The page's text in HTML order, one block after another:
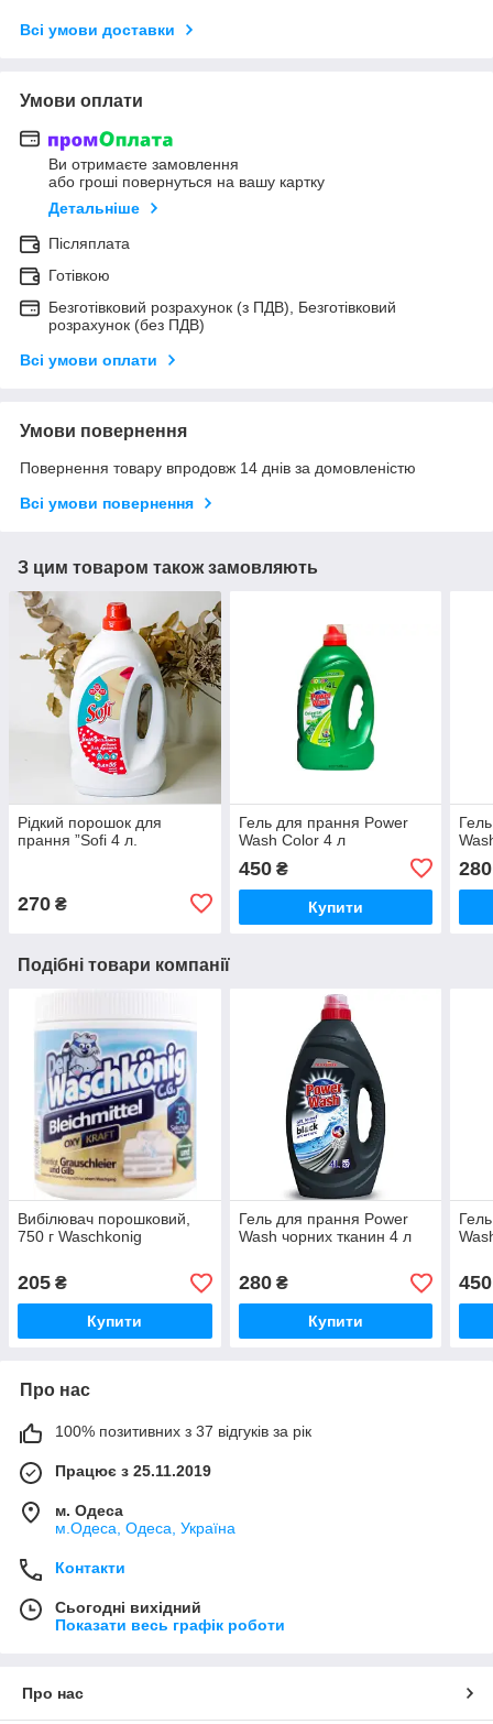
Всі умови доставки
Умови оплати
Ви отримаєте замовлення
або гроші повернуться на вашу картку
Детальніше
Післяплата
Готівкою
Безготівковий розрахунок (з ПДВ), Безготівковий
розрахунок (без ПДВ)
Всі умови оплати
Умови повернення
Повернення товару впродовж 14 днів за домовленістю
Всі умови повернення
З цим товаром також замовляють
Рідкий порошок для
прання ”Sofi 4 л.
270 ₴
Гель для прання Power
Wash Color 4 л
450₴
Купити
280
Подібні товари компанії
Вибілювач порошковий,
750 г Waschkonig
205 ₴
Купити
Гель для прання Power
Wash чорних тканин 4 л
280₴
Купити
450
Про нас
100% позитивних з 37 відгуків за рік
Працює з 25.11.2019
м. Одеса
м.Одеса, Одеса, Україна
Контакти
Сьогодні вихідний
Показати весь графік роботи
Про нас